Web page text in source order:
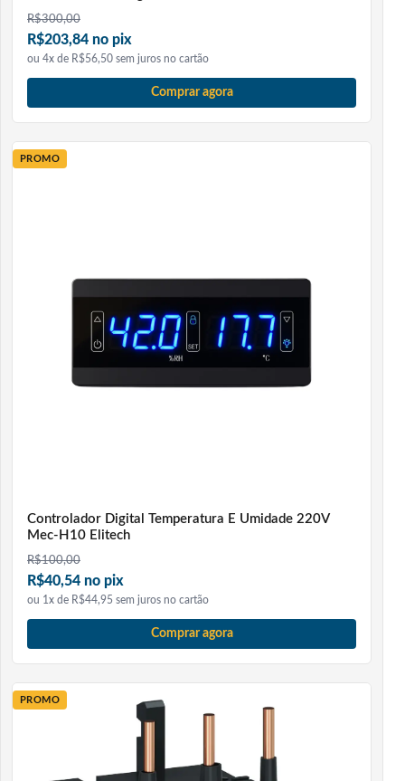
R$300,00
R$203,84 no pix
ou 4x de R$56,50 sem juros no cartão
Comprar agora
PROMO
Controlador Digital Temperatura E Umidade 220V
Mec-H10 Elitech
R$100,00
R$40,54 no pix
ou 1x de R$44,95 sem juros no cartão
Comprar agora
PROMO